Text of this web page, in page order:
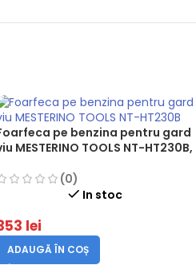
pe benzina pentru gard
MESTERINO TOOLS NT-HT230B,
0.9 cai, lungime taiere 46
(0)
In stoc
lei
ADAUGĂ ÎN COȘ